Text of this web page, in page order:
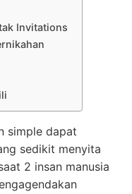
Invitations
simple dapat
sedikit menyita
2 insan manusia